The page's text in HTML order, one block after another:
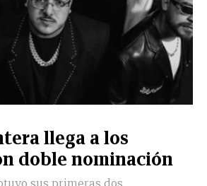
llega a los
doble nominación